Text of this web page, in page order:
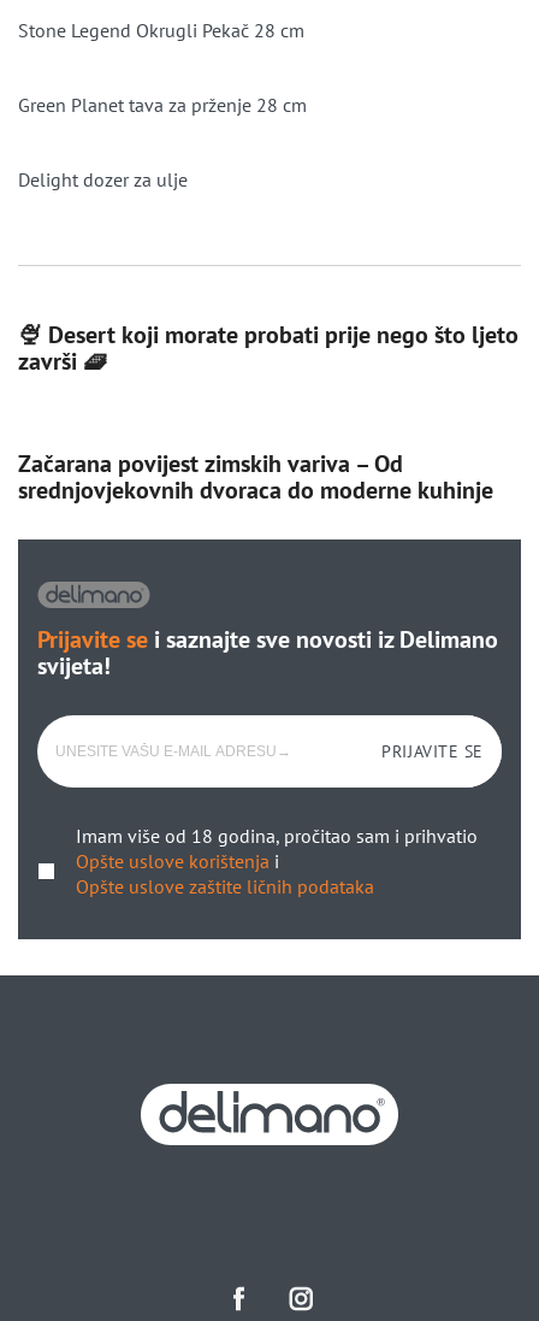
Stone Legend Okrugli Pekač 28 cm
Green Planet tava za prženje 28 cm
Delight dozer za ulje
🍨 Desert koji morate probati prije nego što ljeto
završi 🧇
Začarana povijest zimskih variva – Od
srednjovjekovnih dvoraca do moderne kuhinje
Prijavite se i saznajte sve novosti iz Delimano
svijeta!
PRIJAVITE SE
Imam više od 18 godina, pročitao sam i prihvatio
Opšte uslove korištenja i
Opšte uslove zaštite ličnih podataka